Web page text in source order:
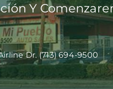
Y
Dr. (713) 694-9500